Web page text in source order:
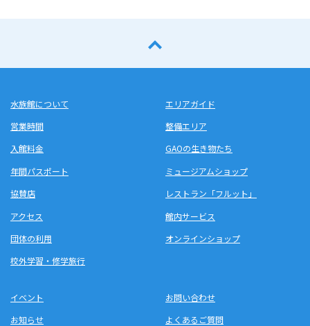
水族館について
営業時間
入館料金
年間パスポート
協賛店
アクセス
団体の利用
校外学習・修学旅行
エリアガイド
整備エリア
GAOの生き物たち
ミュージアムショップ
レストラン「フルット」
館内サービス
オンラインショップ
イベント
お知らせ
お問い合わせ
よくあるご質問